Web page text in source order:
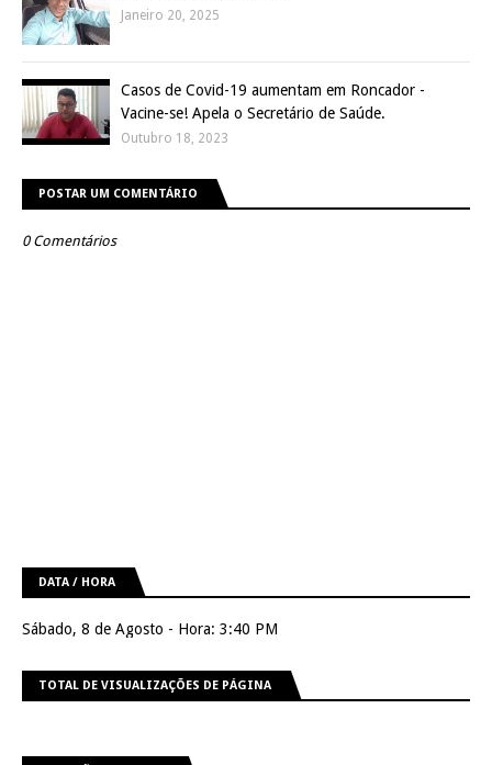
Janeiro 20, 2025
Casos de Covid-19 aumentam em Roncador -
Vacine-se! Apela o Secretário de Saúde.
Outubro 18, 2023
POSTAR UM COMENTÁRIO
0 Comentários
DATA / HORA
Sábado, 8 de Agosto - Hora: 3:40 PM
TOTAL DE VISUALIZAÇÕES DE PÁGINA